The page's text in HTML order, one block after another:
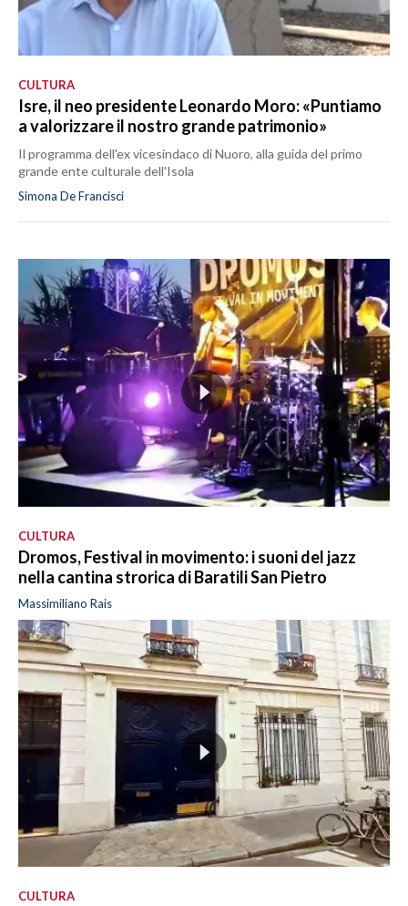
CULTURA
Isre, il neo presidente Leonardo Moro: «Puntiamo
a valorizzare il nostro grande patrimonio»
Il programma dell'ex vicesindaco di Nuoro, alla guida del primo
grande ente culturale dell'Isola
Simona De Francisci
CULTURA
Dromos, Festival in movimento: i suoni del jazz
nella cantina strorica di Baratili San Pietro
Massimiliano Rais
CULTURA